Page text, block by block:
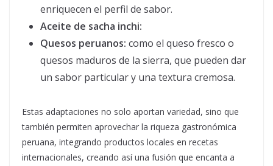
enriquecen el perfil de sabor.
Aceite de sacha inchi:
Quesos peruanos: como el queso fresco o
quesos maduros de la sierra, que pueden dar
un sabor particular y una textura cremosa.
Estas adaptaciones no solo aportan variedad, sino que
también permiten aprovechar la riqueza gastronómica
peruana, integrando productos locales en recetas
internacionales, creando así una fusión que encanta a